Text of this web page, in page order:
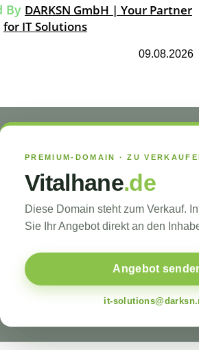
By DARKSN GmbH | Your Partner
for IT Solutions
09.08.2026
PREMIUM-DOMAIN · ZU
Vitalhane.de
Diese Domain steht zum Verkauf.
Sie Ihr Angebot direkt an den
Angebot
it-